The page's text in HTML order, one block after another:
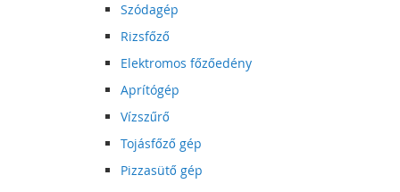
Szódagép
Rizsfőző
Elektromos főzőedény
Aprítógép
Vízszűrő
Tojásfőző gép
Pizzasütő gép